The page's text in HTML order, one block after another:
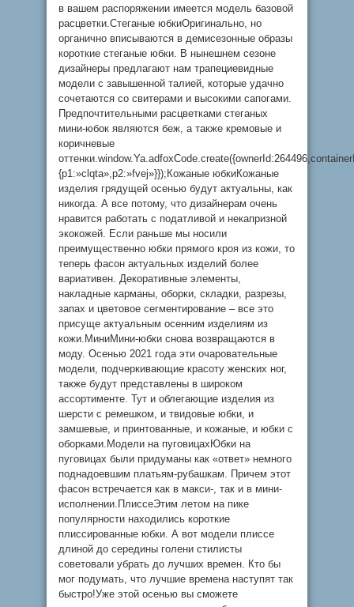
в вашем распоряжении имеется модель базовой
расцветки.Стеганые юбкиОригинально, но
органично вписываются в демисезонные образы
короткие стеганые юбки. В нынешнем сезоне
дизайнеры предлагают нам трапециевидные
модели с завышенной талией, которые удачно
сочетаются со свитерами и высокими сапогами.
Предпочтительными расцветками стеганых
мини-юбок являются беж, а также кремовые и
коричневые
{p1:»clqta»,p2:»fvej»}});Кожаные юбкиКожаные
изделия грядущей осенью будут актуальны, как
никогда. А все потому, что дизайнерам очень
нравится работать с податливой и некапризной
экокожей. Если раньше мы носили
преимущественно юбки прямого кроя из кожи, то
теперь фасон актуальных изделий более
вариативен. Декоративные элементы,
накладные карманы, оборки, складки, разрезы,
запах и цветовое сегментирование – все это
присуще актуальным осенним изделиям из
кожи.МиниМини-юбки снова возвращаются в
моду. Осенью 2021 года эти очаровательные
модели, подчеркивающие красоту женских ног,
также будут представлены в широком
ассортименте. Тут и облегающие изделия из
шерсти с ремешком, и твидовые юбки, и
замшевые, и принтованные, и кожаные, и юбки с
оборками.Модели на пуговицахЮбки на
пуговицах были придуманы как «ответ» немного
поднадоевшим платьям-рубашкам. Причем этот
фасон встречается как в макси-, так и в мини-
исполнении.ПлиссеЭтим летом на пике
популярности находились короткие
плиссированные юбки. А вот модели плиссе
длиной до середины голени стилисты
советовали убрать до лучших времен. Кто бы
мог подумать, что лучшие времена наступят так
быстро!Уже этой осенью вы сможете